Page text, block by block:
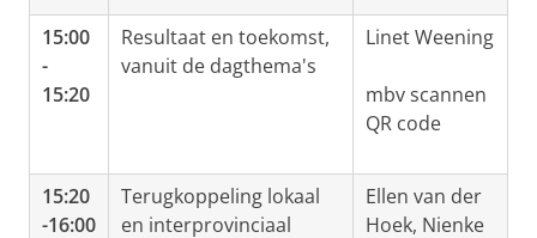
15:00
-
15:20
Resultaat en toekomst,
vanuit de dagthema's
Linet Weening
mbv scannen
QR code
15:20
-16:00
Terugkoppeling lokaal
en interprovinciaal
Ellen van der
Hoek, Nienke